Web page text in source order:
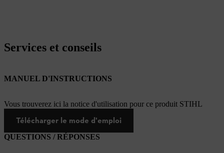
Services et conseils
MANUEL D'INSTRUCTIONS
Vous trouverez ici la notice d'utilisation pour ce produit STIHL
Télécharger le mode d'emploi
QUESTIONS / RÉPONSES